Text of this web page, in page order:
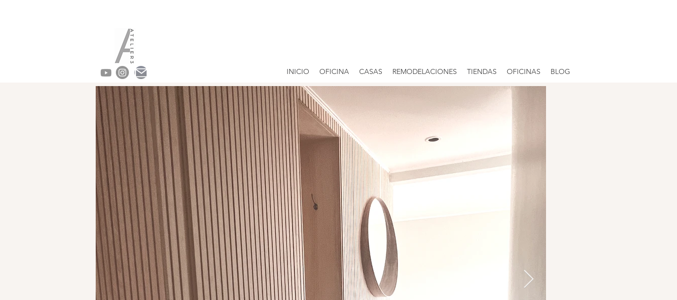
INICIO OFICINA CASAS REMODELACIONES TIENDAS OFICINAS BLOG